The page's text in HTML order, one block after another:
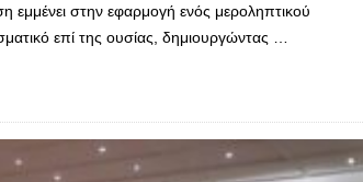
εμμένει στην εφαρμογή ενός μεροληπτικού
επί της ουσίας, δημιουργώντας …